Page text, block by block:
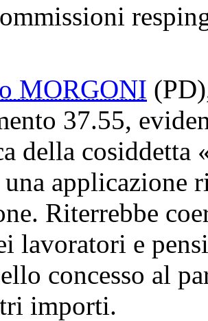
MORGONI (PD)
37.55,
della cosiddetta
applicazione
Riterrebbe
lavoratori e
concesso al
importi.